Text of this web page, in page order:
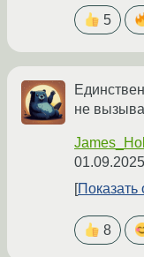
5
не
Показать
8